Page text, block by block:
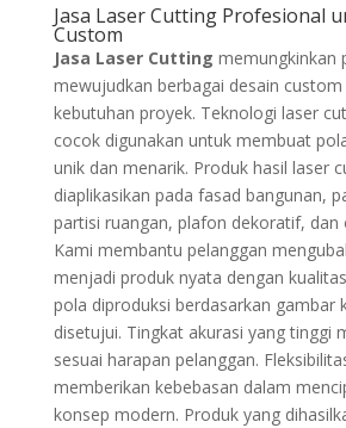
Jasa Laser Cutting Profesional
Custom
Jasa Laser Cutting memungkinkan
mewujudkan berbagai desain custom
kebutuhan proyek. Teknologi laser
cocok digunakan untuk membuat
unik dan menarik. Produk hasil laser
diaplikasikan pada fasad bangunan,
partisi ruangan, plafon dekoratif, dan
Kami membantu pelanggan
menjadi produk nyata dengan
pola diproduksi berdasarkan gambar
disetujui. Tingkat akurasi yang tinggi
sesuai harapan pelanggan.
memberikan kebebasan dalam
konsep modern. Produk yang